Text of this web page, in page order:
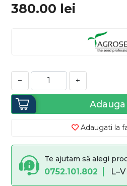
380.00 lei
− +
Adaugati la
Te ajutam să alegi
0752.101.802